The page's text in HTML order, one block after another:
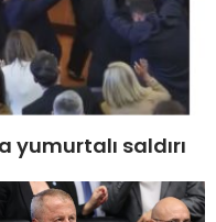
yumurtalı saldırı